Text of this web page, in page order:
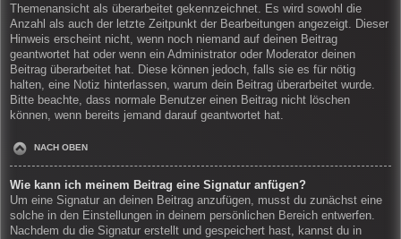
Themenansicht als überarbeitet gekennzeichnet. Es wird sowohl die
Anzahl als auch der letzte Zeitpunkt der Bearbeitungen angezeigt. Dieser
Hinweis erscheint nicht, wenn noch niemand auf deinen Beitrag
geantwortet hat oder wenn ein Administrator oder Moderator deinen
Beitrag überarbeitet hat. Diese können jedoch, falls sie es für nötig
halten, eine Notiz hinterlassen, warum dein Beitrag überarbeitet wurde.
Bitte beachte, dass normale Benutzer einen Beitrag nicht löschen
können, wenn bereits jemand darauf geantwortet hat.
NACH OBEN
Wie kann ich meinem Beitrag eine Signatur anfügen?
Um eine Signatur an deinen Beitrag anzufügen, musst du zunächst eine
solche in den Einstellungen in deinem persönlichen Bereich entwerfen.
Nachdem du die Signatur erstellt und gespeichert hast, kannst du in